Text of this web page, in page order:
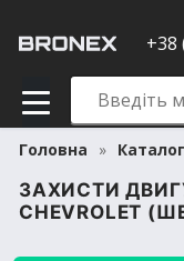
+38
Головна Каталог
ЗАХИСТИ
CHEVROLET